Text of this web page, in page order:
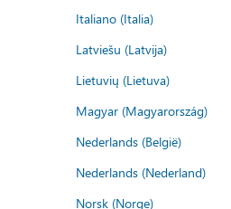
Italiano (Italia)
Latviešu (Latvija)
Lietuvių (Lietuva)
Magyar (Magyarország)
Nederlands (België)
Nederlands (Nederland)
Norsk (Norge)